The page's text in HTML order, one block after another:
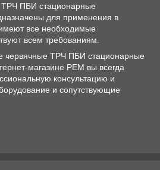
ПБИ стационарные
для применения в
все необходимые
всем требованиям.
червячные ТРЧ ПБИ стационарные
магазине РЕМ вы всегда
консультацию и
и сопутствующие